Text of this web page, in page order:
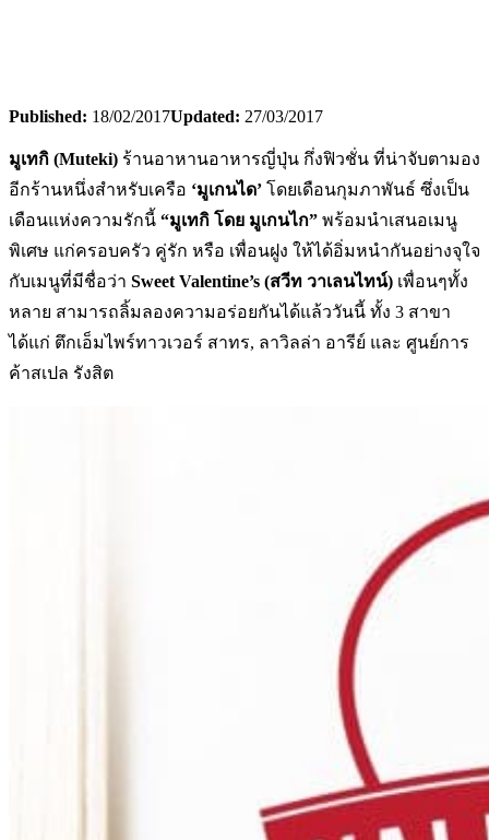
Published: 18/02/2017Updated: 27/03/2017
มูเทกิ (Muteki) ร้านอาหานอาหารญี่ปุ่น กึ่งฟิวชั่น ที่น่าจับตามอง
อีกร้านหนึ่งสำหรับเครือ ‘มูเกนได’ โดยเดือนกุมภาพันธ์ ซึ่งเป็น
เดือนแห่งความรักนี้ “มูเทกิ โดย มูเกนไก” พร้อมนำเสนอเมนู
พิเศษ แก่ครอบครัว คู่รัก หรือ เพื่อนฝูง ให้ได้อิ่มหนำกันอย่างจุใจ
กับเมนูที่มีชื่อว่า Sweet Valentine’s (สวีท วาเลนไทน์) เพื่อนๆทั้ง
หลาย สามารถลิ้มลองความอร่อยกันได้แล้ววันนี้ ทั้ง 3 สาขา
ได้แก่ ตึกเอ็มไพร์ทาวเวอร์ สาทร, ลาวิลล่า อารีย์ และ ศูนย์การ
ค้าสเปล รังสิต